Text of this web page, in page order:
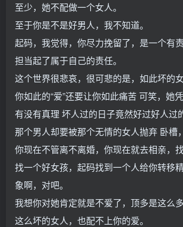
至少，她不配做一个女人。
至于你是不是好男人，我不知道。
起码，我觉得，你尽力挽留了，是一个有责
担当起了属于自己的责任。
这个世界很悲哀，很可悲的是，如此坏的
你如此的“爱”还要让你如此痛苦 可笑，她
有没有真理 坏人过的日子竟然好过好人过
那个男人却要被那个无情的女人抛弃 卧槽
你现在不管离不离婚，你现在就去相亲，找
找一个好女孩，起码找到一个人给你转移
象啊，对吧。
我想你对她肯定就是不爱了，顶多是这么
这么坏的女人，也配不上你的爱。